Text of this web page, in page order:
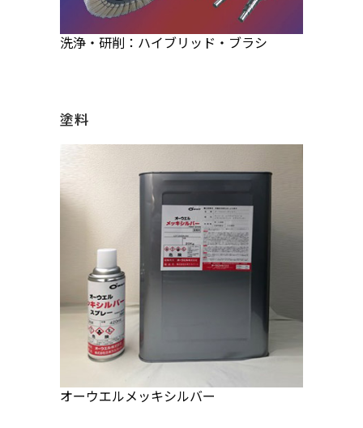
洗浄・研削：ハイブリッド・ブラシ
塗料
オーウエルメッキシルバー